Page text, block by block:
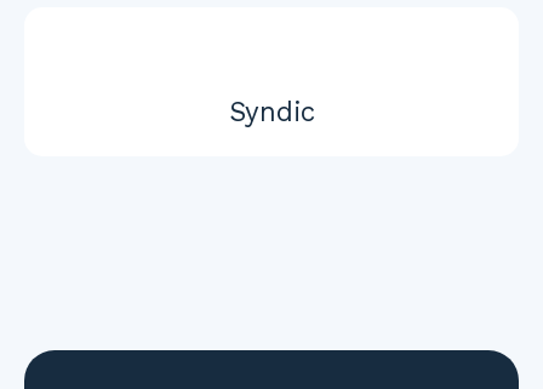
Syndic